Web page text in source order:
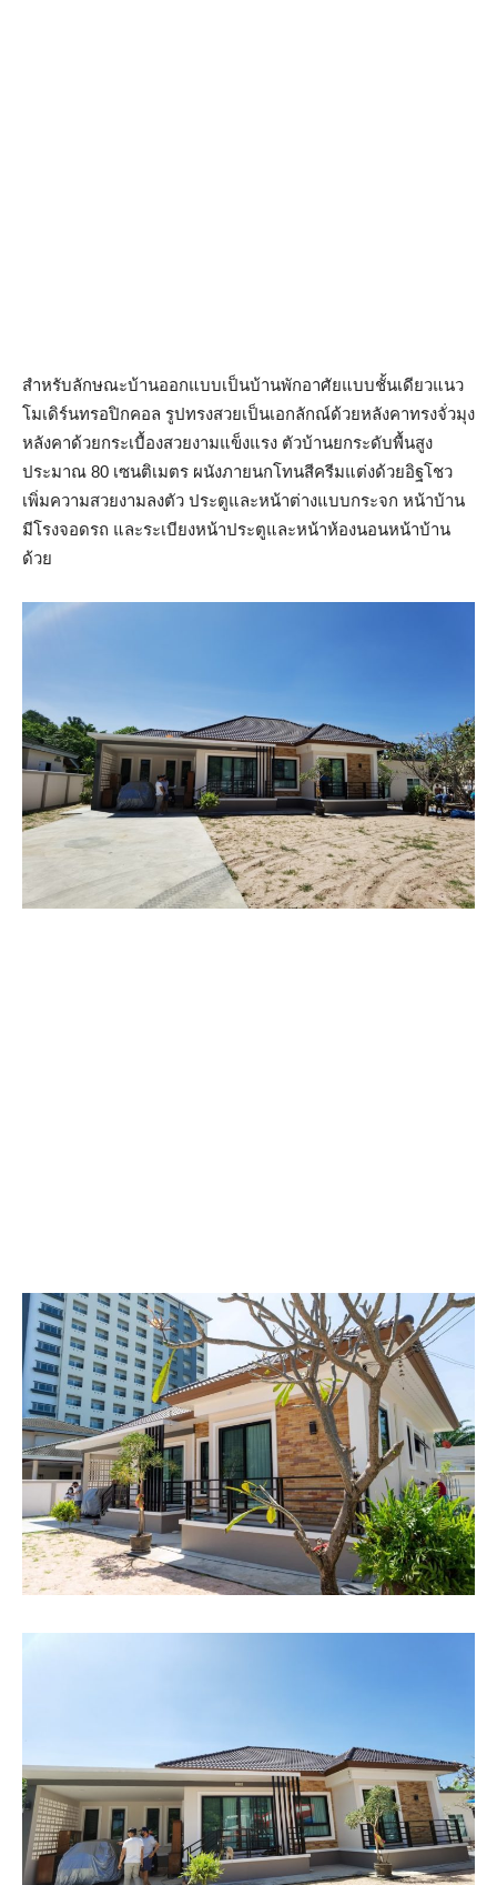
สำหรับลักษณะบ้านออกแบบเป็นบ้านพักอาศัยแบบชั้นเดียวแนว
โมเดิร์นทรอปิกคอล รูปทรงสวยเป็นเอกลักณ์ด้วยหลังคาทรงจั่วมุง
หลังคาด้วยกระเบื้องสวยงามแข็งแรง ตัวบ้านยกระดับพื้นสูง
ประมาณ 80 เซนติเมตร ผนังภายนกโทนสีครีมแต่งด้วยอิฐโชว
เพิ่มความสวยงามลงตัว ประตูและหน้าต่างแบบกระจก หน้าบ้าน
มีโรงจอดรถ และระเบียงหน้าประตูและหน้าห้องนอนหน้าบ้าน
ด้วย